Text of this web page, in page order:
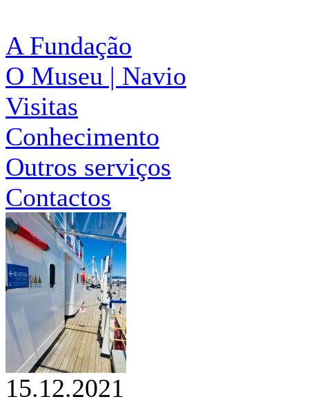
A Fundação
O Museu | Navio
Visitas
Conhecimento
Outros serviços
Contactos
15.12.2021